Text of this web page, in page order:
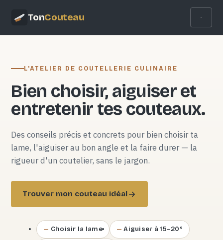
TonCouteau
L'ATELIER DE COUTELLERIE CULINAIRE
Bien choisir, aiguiser et
entretenir tes couteaux.
Des conseils précis et concrets pour bien choisir ta
lame, l'aiguiser au bon angle et la faire durer — la
rigueur d'un coutelier, sans le jargon.
Trouver mon couteau idéal
Choisir la lame Aiguiser à 15–20°